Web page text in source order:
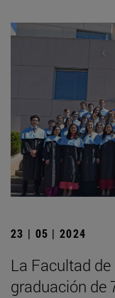
23 | 05 | 2024
La Facultad
graduación de